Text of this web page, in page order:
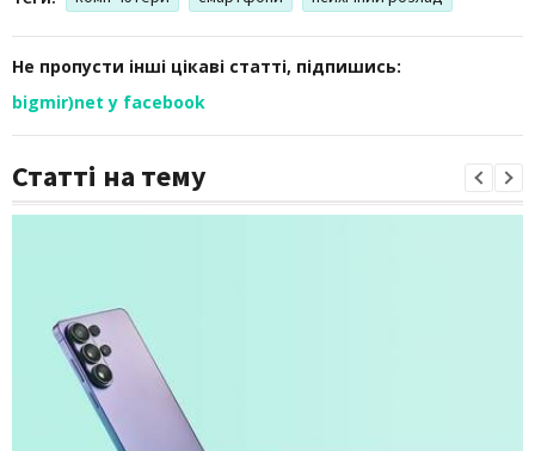
Не пропусти інші цікаві статті, підпишись:
bigmir)net у facebook
Статті на тему